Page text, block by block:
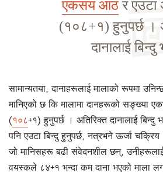
एकसय आठर एउटा
(१०८+१) हुनुपर्छ ।
दानालाई
सामान्यतया, दानाहरूलाई मालाको रूपमा
मानिएको छ कि मालामा दानहरूको सङ्ख्या
(१०८+१) हुनुपर्छ । अतिरिक्त दानालाई बिन्दु
पनि एउटा बिन्दु हुनुपर्छ, नत्रभने ऊर्जा
जो मानिसहरू बढी संवेदनशील छन्,
वयस्कले ८४+१ भन्दा कम दाना भएको माला